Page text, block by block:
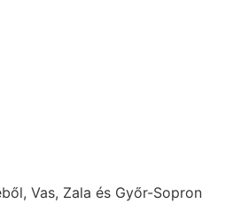
Vas, Zala és Győr-Sopron